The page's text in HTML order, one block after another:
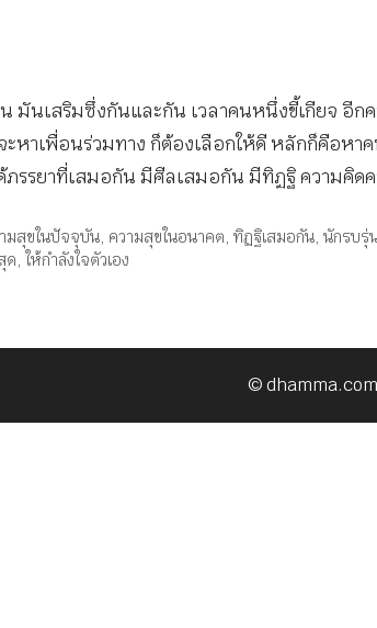
นเสริมซึ่งกันและกัน เวลาคนหนึ่งขี้เกียจ อีกคน
จะหาเพื่อนร่วมทาง ก็ต้องเลือกให้ดี หลักก็คือ
ด้ภรรยาที่เสมอกัน มีศีลเสมอกัน มีทิฏฐิ ความ
มสุขในปัจจุบัน, ความสุขในอนาคต,ทิฏฐิเสมอกัน,นักรบรุ่
ด, ให้กำลังใจตัวเอง
©